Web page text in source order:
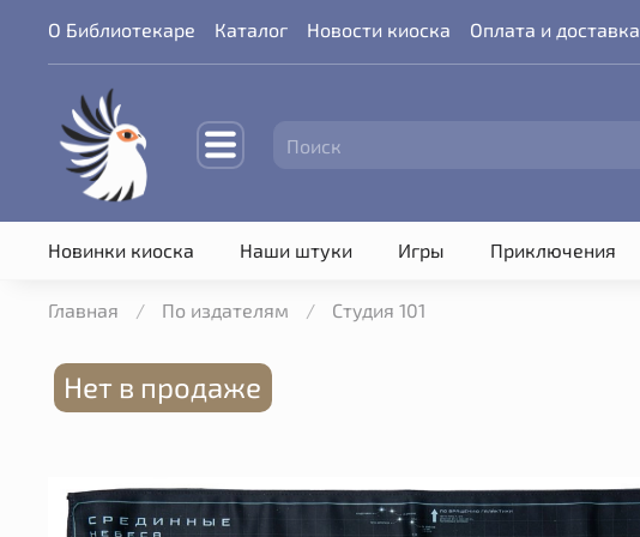
О Библиотекаре Каталог Новости киоска Оплата и доставка
Новинки киоска Наши штуки Игры Приключения
Главная По издателям Студия 101
Нет в продаже